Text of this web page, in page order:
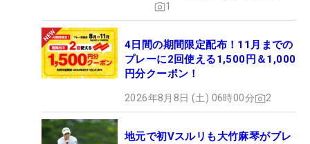
1
4日間の期間限定配布！11月までの
プレーに2回使える1,500円＆1,000
円分クーポン！
2026年8月8日 (土) 06時00分 2
地元で初Vスルリも大竹麻琴がブレ